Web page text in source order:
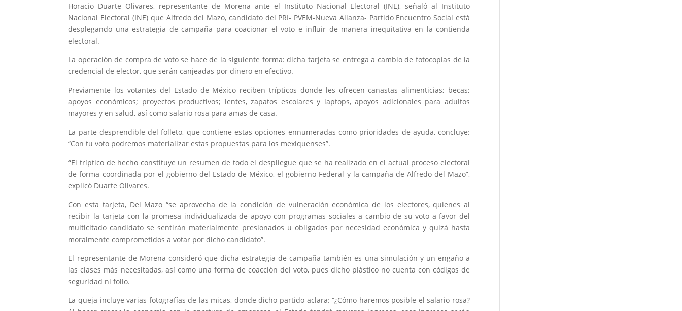
Horacio Duarte Olivares, representante de Morena ante el Instituto Nacional Electoral (INE), señaló al Instituto
Nacional Electoral (INE) que Alfredo del Mazo, candidato del PRI- PVEM-Nueva Alianza- Partido Encuentro Social está
desplegando una estrategia de campaña para coacionar el voto e influir de manera inequitativa en la contienda
electoral.
La operación de compra de voto se hace de la siguiente forma: dicha tarjeta se entrega a cambio de fotocopias de la
credencial de elector, que serán canjeadas por dinero en efectivo.
Previamente los votantes del Estado de México reciben trípticos donde les ofrecen canastas alimenticias; becas;
apoyos económicos; proyectos productivos; lentes, zapatos escolares y laptops, apoyos adicionales para adultos
mayores y en salud, así como salario rosa para amas de casa.
La parte desprendible del folleto, que contiene estas opciones ennumeradas como prioridades de ayuda, concluye:
“Con tu voto podremos materializar estas propuestas para los mexiquenses”.
“El tríptico de hecho constituye un resumen de todo el despliegue que se ha realizado en el actual proceso electoral
de forma coordinada por el gobierno del Estado de México, el gobierno Federal y la campaña de Alfredo del Mazo”,
explicó Duarte Olivares.
Con esta tarjeta, Del Mazo “se aprovecha de la condición de vulneración económica de los electores, quienes al
recibir la tarjeta con la promesa individualizada de apoyo con programas sociales a cambio de su voto a favor del
multicitado candidato se sentirán materialmente presionados u obligados por necesidad económica y quizá hasta
moralmente comprometidos a votar por dicho candidato”.
El representante de Morena consideró que dicha estrategia de campaña también es una simulación y un engaño a
las clases más necesitadas, así como una forma de coacción del voto, pues dicho plástico no cuenta con códigos de
seguridad ni folio.
La queja incluye varias fotografías de las micas, donde dicho partido aclara: “¿Cómo haremos posible el salario rosa?